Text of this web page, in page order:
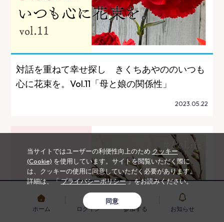
ホーム ログイン 参加する お知らせ
対話を重ねて幸せ探し きくちあやののいつも
心に花束を。Vol.11「母と娘の関係性」
2023.05.22
当サイトではユーザーの利便性向上のため クッキー
(Cookie) を使用しています。サイトを閲覧いただく際に
は、クッキーの使用に同意していただく必要があります。
詳細は、「プライバシーポリシー」をお読みください。
同意